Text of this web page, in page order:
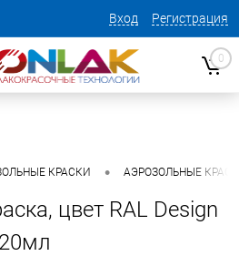
Вход Регистрация
0
КРАСКИ • АЭРОЗОЛЬНЫЕ КРАСКИ
цвет RAL Design